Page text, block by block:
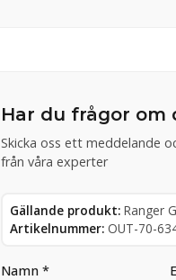
Har du frågor om
Skicka oss ett meddelande
från våra experter
Gällande produkt: Ranger
Artikelnummer: OUT-70-
Namn *